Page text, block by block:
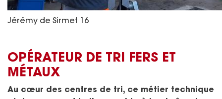
Jérémy de Sirmet 16
OPÉRATEUR DE TRI FERS ET
MÉTAUX
Au cœur des centres de tri, ce métier technique